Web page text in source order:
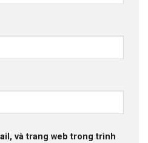
và trang web trong trình